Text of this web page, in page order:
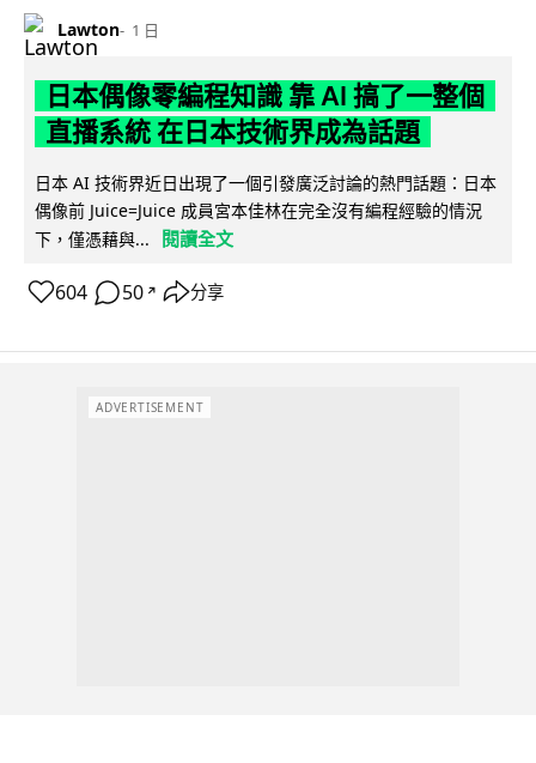
Lawton 1 日
日本偶像零編程知識 靠 AI 搞了一整個
直播系統 在日本技術界成為話題
日本 AI 技術界近日出現了一個引發廣泛討論的熱門話題：日本
偶像前 Juice=Juice 成員宮本佳林在完全沒有編程經驗的情況
下，僅憑藉與...
閱讀全文
604 50 ↗ 分享
ADVERTISEMENT